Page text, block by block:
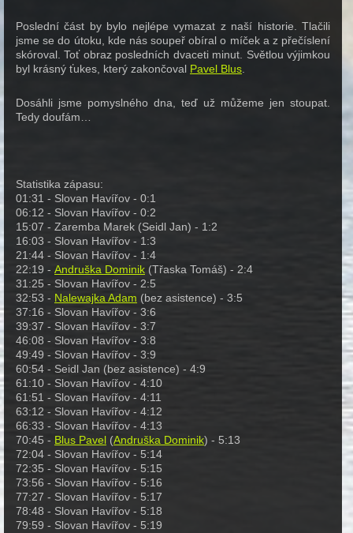
Poslední část by bylo nejlépe vymazat z naší historie. Tlačili
jsme se do útoku, kde nás soupeř obíral o míček a z přečíslení
skóroval. Toť obraz posledních dvaceti minut. Světlou výjimkou
byl krásný ťukes, který zakončoval Pavel Blus
Dosáhli jsme pomyslného dna, teď už můžeme jen stoupat.
Tedy doufám…
Statistika zápasu:
01:31 - Slovan Havířov - 0:1
06:12 - Slovan Havířov - 0:2
15:07 - Zaremba Marek (Seidl Jan) - 1:2
16:03 - Slovan Havířov - 1:3
21:44 - Slovan Havířov - 1:4
22:19 - Andruška Dominik (Třaska Tomáš) - 2:4
31:25 - Slovan Havířov - 2:5
32:53 - Nalewajka Adam (bez asistence) - 3:5
37:16 - Slovan Havířov - 3:6
39:37 - Slovan Havířov - 3:7
46:08 - Slovan Havířov - 3:8
49:49 - Slovan Havířov - 3:9
60:54 - Seidl Jan (bez asistence) - 4:9
61:10 - Slovan Havířov - 4:10
61:51 - Slovan Havířov - 4:11
63:12 - Slovan Havířov - 4:12
66:33 - Slovan Havířov - 4:13
70:45 - Blus Pavel (Andruška Dominik) - 5:13
72:04 - Slovan Havířov - 5:14
72:35 - Slovan Havířov - 5:15
73:56 - Slovan Havířov - 5:16
77:27 - Slovan Havířov - 5:17
78:48 - Slovan Havířov - 5:18
79:59 - Slovan Havířov - 5:19